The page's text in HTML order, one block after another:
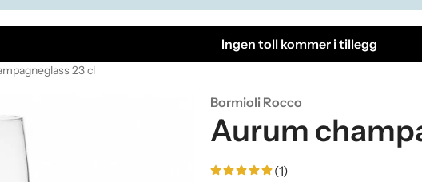
Ingen toll kommer i tillegg
23 cl
Bormioli Rocco
Aurum
(1)